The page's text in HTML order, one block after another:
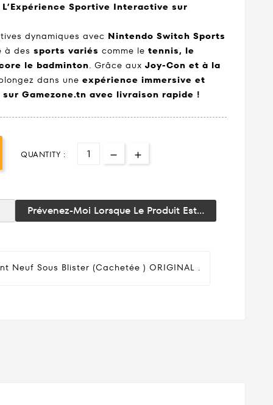
Sportive Interactive sur
dynamiques avec Nintendo Switch Sports
à des sports variés comme le tennis, le
le badminton. Grâce aux Joy-Con et à la
dans une expérience immersive et
Gamezone.tn avec livraison rapide !
QUANTITY :
Prévenez-Moi Lorsque Le Produit Est...
Neuf Sous Blister (cachetée ) ORIGINAL .